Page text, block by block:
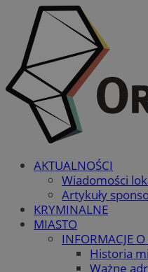
AKTUALNOŚCI
Wiadomości
Artykuły
KRYMINALNE
MIASTO
INFORMACJE
Historia
Ważne